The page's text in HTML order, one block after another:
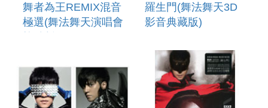
舞者為王REMIX混音
極選(舞法舞天演唱會
羅生門(舞法舞天3D
影音典藏版)